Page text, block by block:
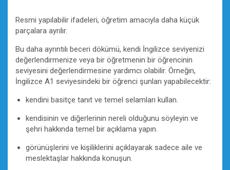
Resmi yapılabilir ifadeleri, öğretim amacıyla daha küçük
parçalara ayrılır.
Bu daha ayrıntılı beceri dökümü, kendi İngilizce seviyenizi
değerlendirmenize veya bir öğretmenin bir öğrencinin
seviyesini değerlendirmesine yardımcı olabilir. Örneğin,
İngilizce A1 seviyesindeki bir öğrenci şunları yapabilecektir:
kendini basitçe tanıt ve temel selamları kullan.
kendisinin ve diğerlerinin nereli olduğunu söyleyin ve
şehri hakkında temel bir açıklama yapın.
görünüşlerini ve kişiliklerini açıklayarak sadece aile ve
meslektaşlar hakkında konuşun.